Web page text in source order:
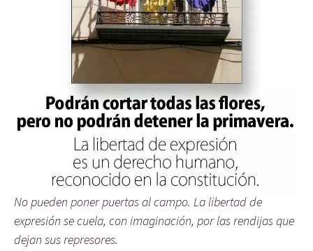
No pueden poner puertas al campo. La libertad de
expresión se cuela, con imaginación, por las rendijas que
dejan sus represores.